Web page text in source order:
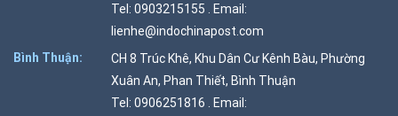
Tel: 0903215155 . Email:
lienhe@indochinapost.com
Bình Thuận:
CH 8 Trúc Khê, Khu Dân Cư Kênh Bàu, Phường
Xuân An, Phan Thiết, Bình Thuận
Tel: 0906251816 . Email: